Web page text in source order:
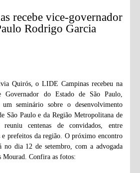
recebe vice-governador
Rodrigo Garcia
Quirós, o LIDE Campinas recebeu na
Governador do Estado de São Paulo,
seminário sobre o desenvolvimento
São Paulo e da Região Metropolitana de
centenas de convidados, entre
e prefeitos da região. O próximo encontro
no dia 12 de setembro, com a advogada
Confira as fotos: